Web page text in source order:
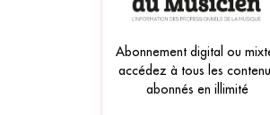
Abonnement digital ou
accédez à tous les
abonnés en illimité